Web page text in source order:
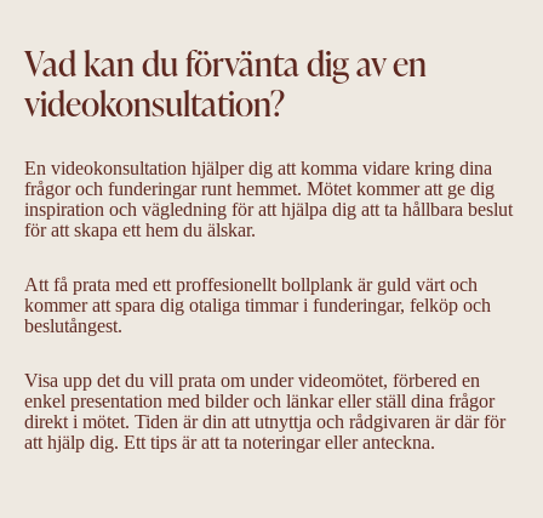
Vad kan du förvänta dig av en
videokonsultation?
En videokonsultation hjälper dig att komma vidare kring dina
frågor och funderingar runt hemmet. Mötet kommer att ge dig
inspiration och vägledning för att hjälpa dig att ta hållbara beslut
för att skapa ett hem du älskar.
Att få prata med ett proffesionellt bollplank är guld värt och
kommer att spara dig otaliga timmar i funderingar, felköp och
beslutångest.
Visa upp det du vill prata om under videomötet, förbered en
enkel presentation med bilder och länkar eller ställ dina frågor
direkt i mötet. Tiden är din att utnyttja och rådgivaren är där för
att hjälp dig. Ett tips är att ta noteringar eller anteckna.